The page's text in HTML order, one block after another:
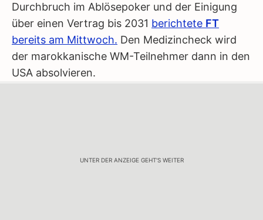
Durchbruch im Ablösepoker und der Einigung
über einen Vertrag bis 2031 berichtete FT
bereits am Mittwoch. Den Medizincheck wird
der marokkanische WM-Teilnehmer dann in den
USA absolvieren.
UNTER DER ANZEIGE GEHT'S WEITER